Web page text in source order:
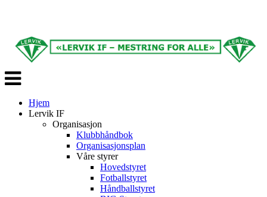
Veksle
navigasjon
Hjem
Lervik IF
Organisasjon
Klubbhåndbok
Organisasjonsplan
Våre styrer
Hovedstyret
Fotballstyret
Håndballstyret